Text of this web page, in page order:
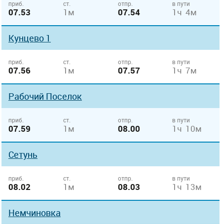
приб.
07.53
ст.
1м
отпр.
07.54
в пути
1ч 4м
Кунцево 1
приб.
07.56
ст.
1м
отпр.
07.57
в пути
1ч 7м
Рабочий Поселок
приб.
07.59
ст.
1м
отпр.
08.00
в пути
1ч 10м
Сетунь
приб.
08.02
ст.
1м
отпр.
08.03
в пути
1ч 13м
Немчиновка